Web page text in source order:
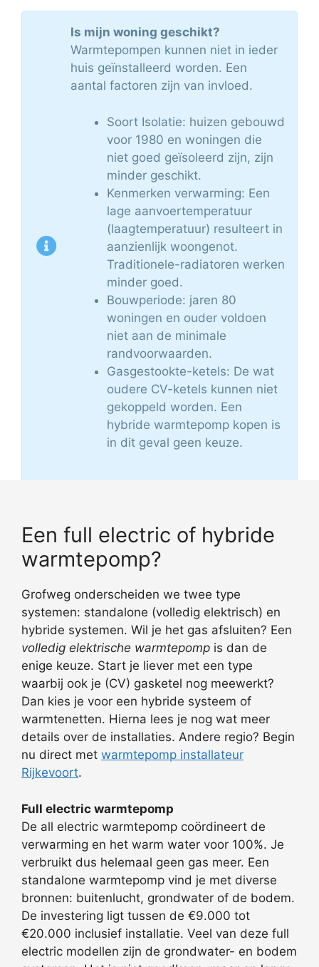
Is mijn woning geschikt?
Warmtepompen kunnen niet in ieder
huis geïnstalleerd worden. Een
aantal factoren zijn van invloed.
Soort Isolatie: huizen gebouwd
voor 1980 en woningen die
niet goed geïsoleerd zijn, zijn
minder geschikt.
Kenmerken verwarming: Een
lage aanvoertemperatuur
(laagtemperatuur) resulteert in
aanzienlijk woongenot.
Traditionele-radiatoren werken
minder goed.
Bouwperiode: jaren 80
woningen en ouder voldoen
niet aan de minimale
randvoorwaarden.
Gasgestookte-ketels: De wat
oudere CV-ketels kunnen niet
gekoppeld worden. Een
hybride warmtepomp kopen is
in dit geval geen keuze.
Een full electric of hybride
warmtepomp?
Grofweg onderscheiden we twee type
systemen: standalone (volledig elektrisch) en
hybride systemen. Wil je het gas afsluiten? Een
volledig elektrische warmtepomp is dan de
enige keuze. Start je liever met een type
waarbij ook je (CV) gasketel nog meewerkt?
Dan kies je voor een hybride systeem of
warmtenetten. Hierna lees je nog wat meer
details over de installaties. Andere regio? Begin
nu direct met warmtepomp installateur
Rijkevoort.
Full electric warmtepomp
De all electric warmtepomp coördineert de
verwarming en het warm water voor 100%. Je
verbruikt dus helemaal geen gas meer. Een
standalone warmtepomp vind je met diverse
bronnen: buitenlucht, grondwater of de bodem.
De investering ligt tussen de €9.000 tot
€20.000 inclusief installatie. Veel van deze full
electric modellen zijn de grondwater- en bodem